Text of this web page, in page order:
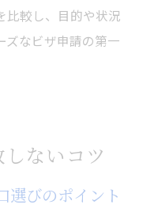
比較し、目的や状況
ズなビザ申請の第一
ないコツ
選びのポイント